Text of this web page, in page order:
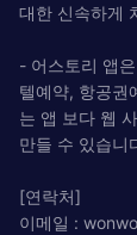
대한 신속하게
- 어스토리 앱
텔예약, 항공권
는 앱 보다 웹
만들 수 있습니
[연락처]
이메일 :